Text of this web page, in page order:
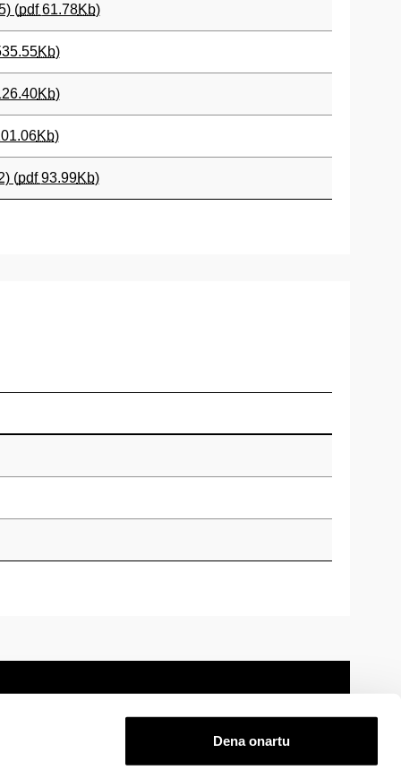
Dena onartu
(pdf61.78Kb)
Kb)
Kb)
Kb)
(pdf93.99Kb)
Laguntza Kontaktua